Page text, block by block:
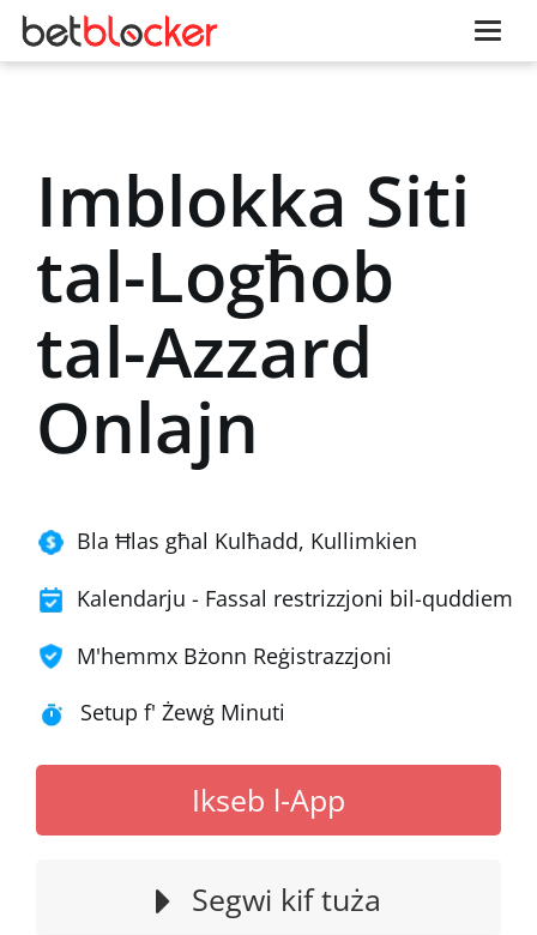
Imblokka Siti
tal-Logħob
tal-Azzard
Onlajn
Bla Ħlas għal Kulħadd, Kullimkien
Kalendarju - Fassal restrizzjoni bil-quddiem
M'hemmx Bżonn Reġistrazzjoni
Setup f' Żewġ Minuti
Ikseb l-App
Segwi kif tuża